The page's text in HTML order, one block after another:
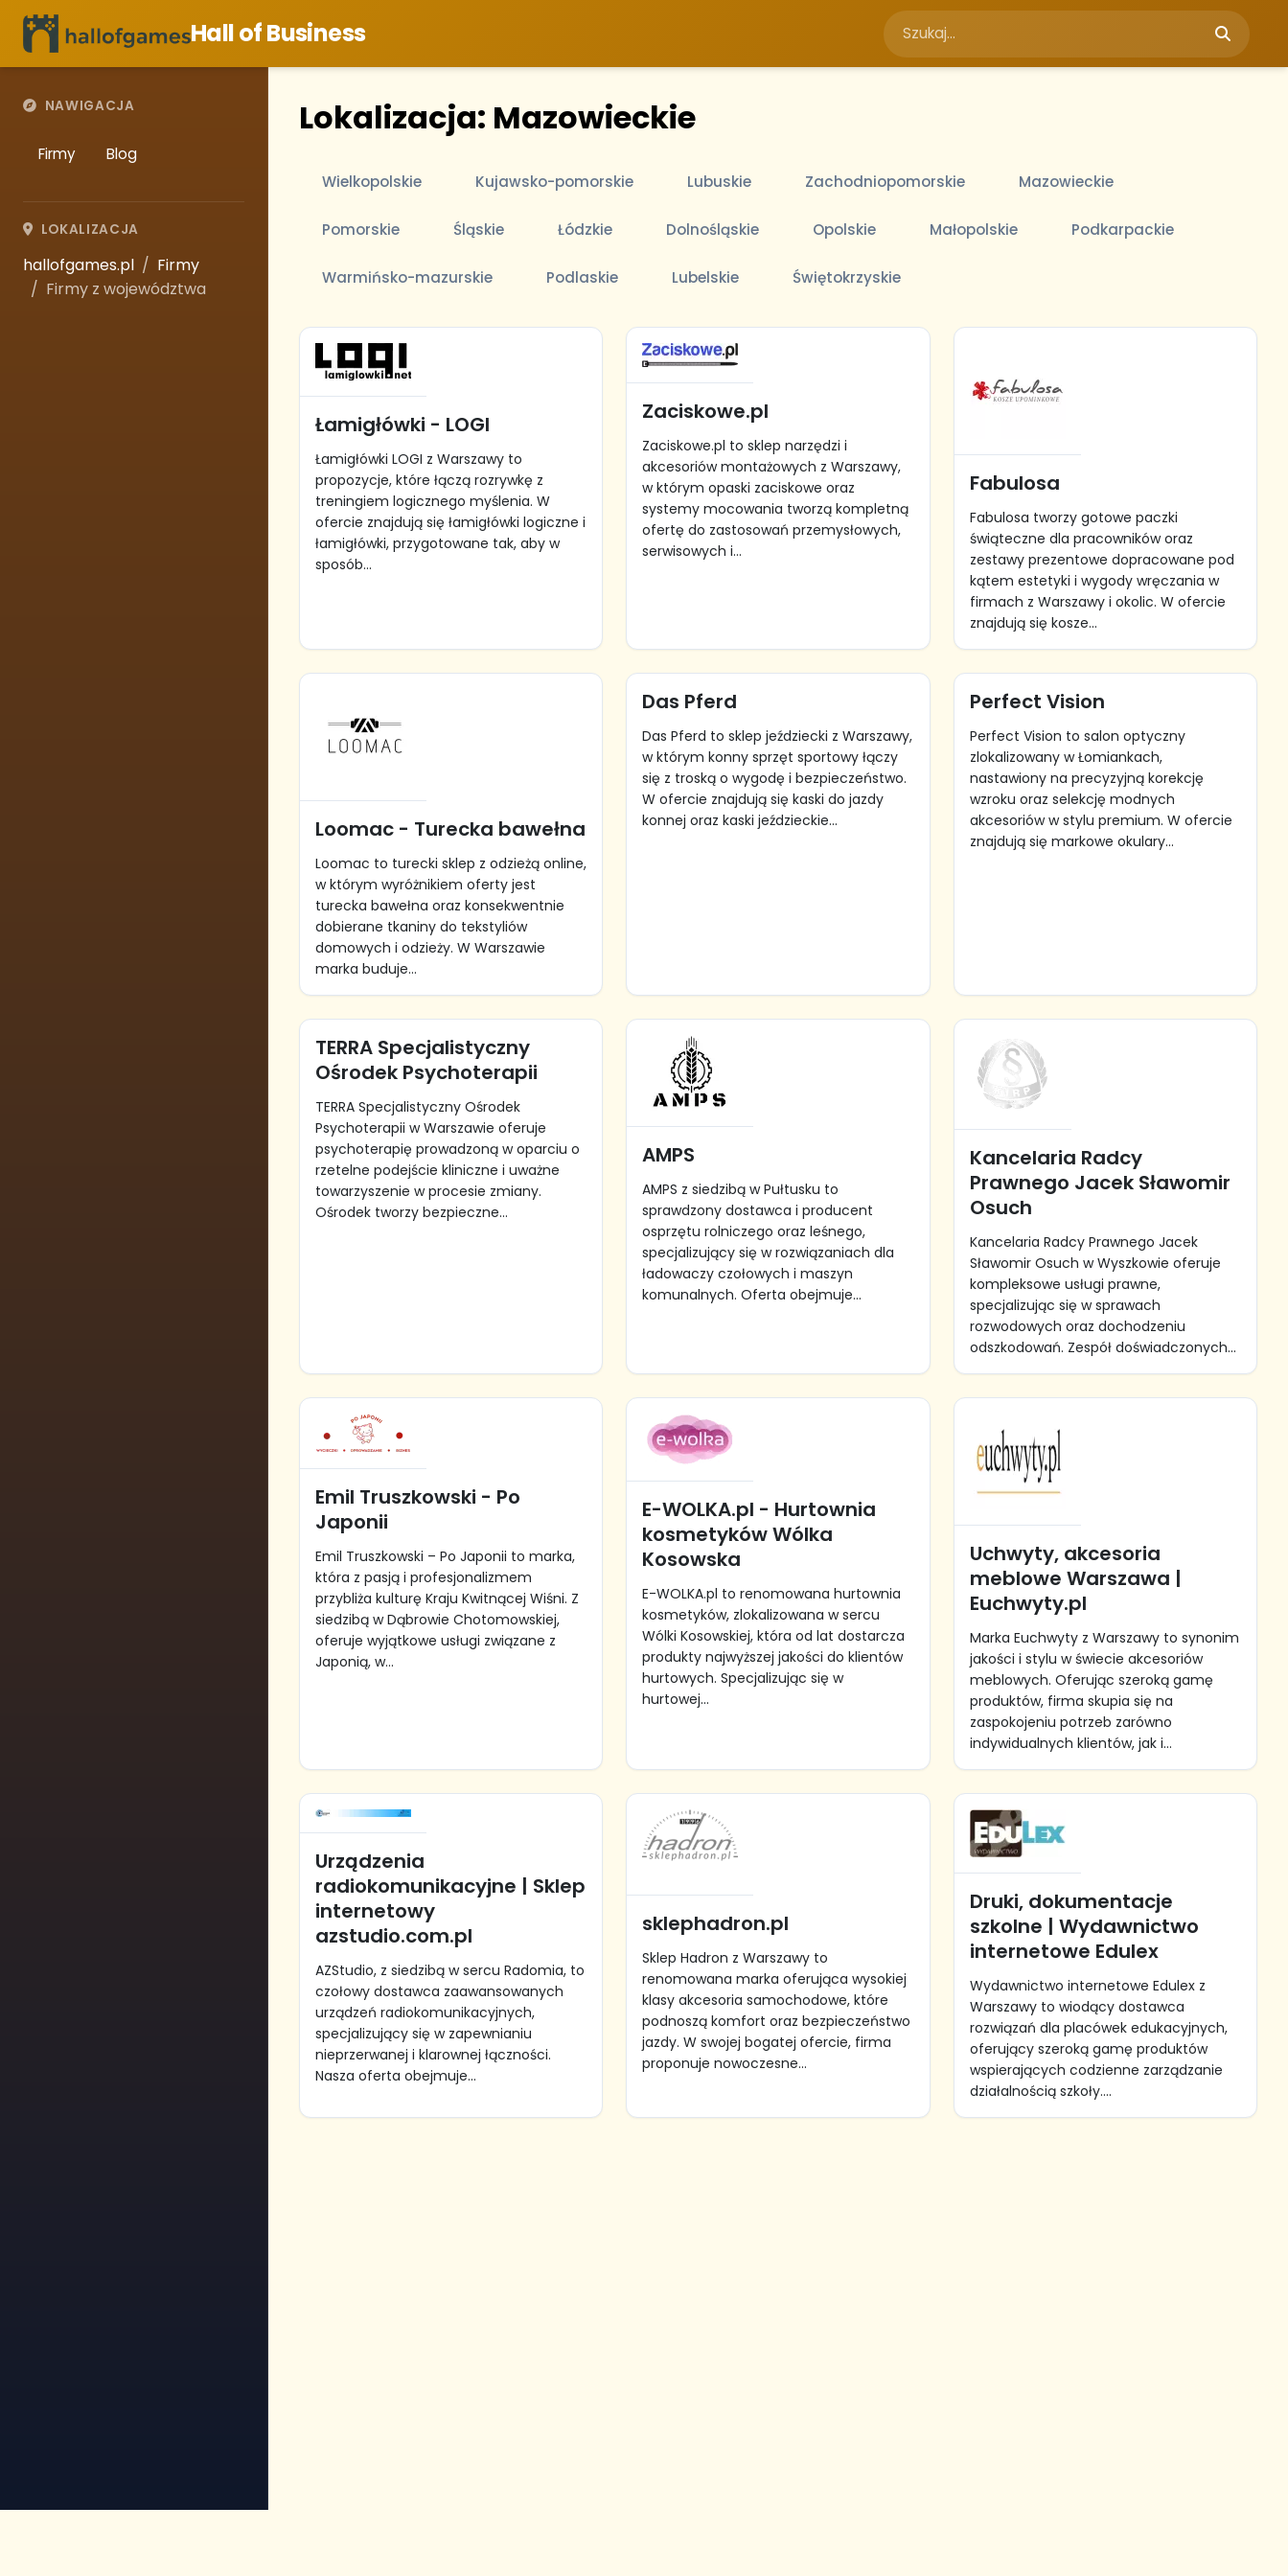
Hall of Business
NAWIGACJA
Firmy Blog
LOKALIZACJA
hallofgames.pl
Firmy
Firmy z województwa
Lokalizacja: Mazowieckie
Wielkopolskie Kujawsko-pomorskie Lubuskie Zachodniopomorskie Mazowieckie
Pomorskie Śląskie Łódzkie Dolnośląskie Opolskie Małopolskie Podkarpackie
Warmińsko-mazurskie Podlaskie Lubelskie Świętokrzyskie
Łamigłówki - LOGI
Łamigłówki LOGI z Warszawy to
propozycje, które łączą rozrywkę z
treningiem logicznego myślenia. W
ofercie znajdują się łamigłówki logiczne i
łamigłówki, przygotowane tak, aby w
sposób...
Zaciskowe.pl
Zaciskowe.pl to sklep narzędzi i
akcesoriów montażowych z Warszawy,
w którym opaski zaciskowe oraz
systemy mocowania tworzą kompletną
ofertę do zastosowań przemysłowych,
serwisowych i...
Fabulosa
Fabulosa tworzy gotowe paczki
świąteczne dla pracowników oraz
zestawy prezentowe dopracowane pod
kątem estetyki i wygody wręczania w
firmach z Warszawy i okolic. W ofercie
znajdują się kosze...
Loomac - Turecka bawełna
Loomac to turecki sklep z odzieżą online,
w którym wyróżnikiem oferty jest
turecka bawełna oraz konsekwentnie
dobierane tkaniny do tekstyliów
domowych i odzieży. W Warszawie
marka buduje...
Das Pferd
Das Pferd to sklep jeździecki z Warszawy,
w którym konny sprzęt sportowy łączy
się z troską o wygodę i bezpieczeństwo.
W ofercie znajdują się kaski do jazdy
konnej oraz kaski jeździeckie...
Perfect Vision
Perfect Vision to salon optyczny
zlokalizowany w Łomiankach,
nastawiony na precyzyjną korekcję
wzroku oraz selekcję modnych
akcesoriów w stylu premium. W ofercie
znajdują się markowe okulary...
TERRA Specjalistyczny
Ośrodek Psychoterapii
TERRA Specjalistyczny Ośrodek
Psychoterapii w Warszawie oferuje
psychoterapię prowadzoną w oparciu o
rzetelne podejście kliniczne i uważne
towarzyszenie w procesie zmiany.
Ośrodek tworzy bezpieczne...
AMPS
AMPS z siedzibą w Pułtusku to
sprawdzony dostawca i producent
osprzętu rolniczego oraz leśnego,
specjalizujący się w rozwiązaniach dla
ładowaczy czołowych i maszyn
komunalnych. Oferta obejmuje...
Kancelaria Radcy
Prawnego Jacek Sławomir
Osuch
Kancelaria Radcy Prawnego Jacek
Sławomir Osuch w Wyszkowie oferuje
kompleksowe usługi prawne,
specjalizując się w sprawach
rozwodowych oraz dochodzeniu
odszkodowań. Zespół doświadczonych...
Emil Truszkowski - Po
Japonii
Emil Truszkowski – Po Japonii to marka,
która z pasją i profesjonalizmem
przybliża kulturę Kraju Kwitnącej Wiśni. Z
siedzibą w Dąbrowie Chotomowskiej,
oferuje wyjątkowe usługi związane z
Japonią, w...
E-WOLKA.pl - Hurtownia
kosmetyków Wólka
Kosowska
E-WOLKA.pl to renomowana hurtownia
kosmetyków, zlokalizowana w sercu
Wólki Kosowskiej, która od lat dostarcza
produkty najwyższej jakości do klientów
hurtowych. Specjalizując się w
hurtowej...
Uchwyty, akcesoria
meblowe Warszawa |
Euchwyty.pl
Marka Euchwyty z Warszawy to synonim
jakości i stylu w świecie akcesoriów
meblowych. Oferując szeroką gamę
produktów, firma skupia się na
zaspokojeniu potrzeb zarówno
indywidualnych klientów, jak i...
Urządzenia
radiokomunikacyjne | Sklep
internetowy
azstudio.com.pl
AZStudio, z siedzibą w sercu Radomia, to
czołowy dostawca zaawansowanych
urządzeń radiokomunikacyjnych,
specjalizujący się w zapewnianiu
nieprzerwanej i klarownej łączności.
Nasza oferta obejmuje...
sklephadron.pl
Sklep Hadron z Warszawy to
renomowana marka oferująca wysokiej
klasy akcesoria samochodowe, które
podnoszą komfort oraz bezpieczeństwo
jazdy. W swojej bogatej ofercie, firma
proponuje nowoczesne...
Druki, dokumentacje
szkolne | Wydawnictwo
internetowe Edulex
Wydawnictwo internetowe Edulex z
Warszawy to wiodący dostawca
rozwiązań dla placówek edukacyjnych,
oferujący szeroką gamę produktów
wspierających codzienne zarządzanie
działalnością szkoły....